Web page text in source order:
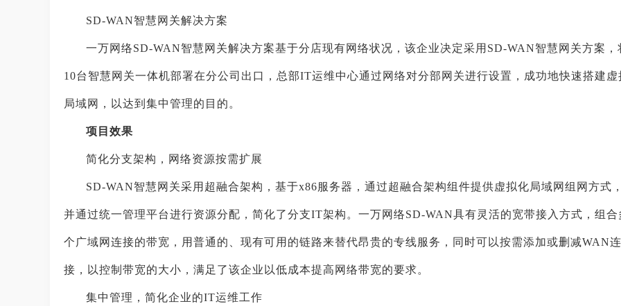
SD-WAN智慧网关解决方案
一万网络SD-WAN智慧网关解决方案基于分店现有网络状况，该企业决定采用SD-WAN智慧网关方案，
10台智慧网关一体机部署在分公司出口，总部IT运维中心通过网络对分部网关进行设置，成功地快速搭建虚
局域网，以达到集中管理的目的。
项目效果
简化分支架构，网络资源按需扩展
SD-WAN智慧网关采用超融合架构，基于x86服务器，通过超融合架构组件提供虚拟化局域网组网方式，
并通过统一管理平台进行资源分配，简化了分支IT架构。一万网络SD-WAN具有灵活的宽带接入方式，组合
个广域网连接的带宽，用普通的、现有可用的链路来替代昂贵的专线服务，同时可以按需添加或删减WAN连
接，以控制带宽的大小，满足了该企业以低成本提高网络带宽的要求。
集中管理，简化企业的IT运维工作